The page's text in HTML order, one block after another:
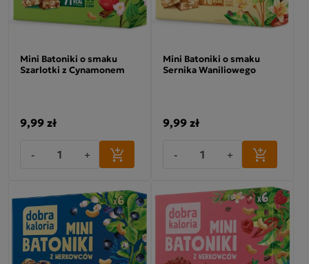
Mini Batoniki o smaku
Szarlotki z Cynamonem
9,99 zł
- +
Mini Batoniki o smaku
Sernika Waniliowego
9,99 zł
- +